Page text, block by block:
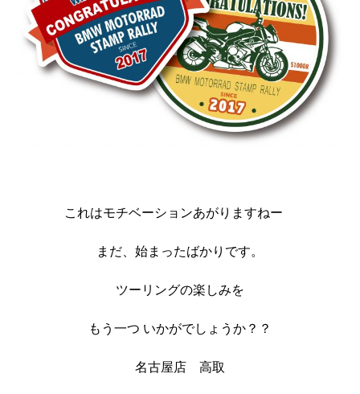
これはモチベーションあがりますねー
まだ、始まったばかりです。
ツーリングの楽しみを
もう一つ いかがでしょうか？？
名古屋店 高取